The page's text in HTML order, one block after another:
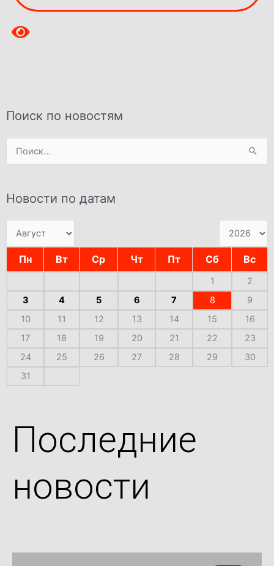
Поиск по новостям
Поиск:
Новости по датам
Пн Вт Ср Чт Пт Сб Вс
1
2
3
4 5 6 7 8
9
10
11 12 13 14 15
16
17
18 19 20 21 22
23
24
25 26 27 28 29
30
31
Последние
новости